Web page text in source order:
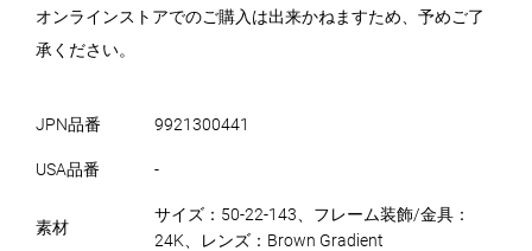
オンラインストアでのご購入は出来かねますため、予めご了
承ください。
JPN品番 9921300441
USA品番 -
素材
サイズ：50-22-143、フレーム装飾/金具：
24K、レンズ：Brown Gradient